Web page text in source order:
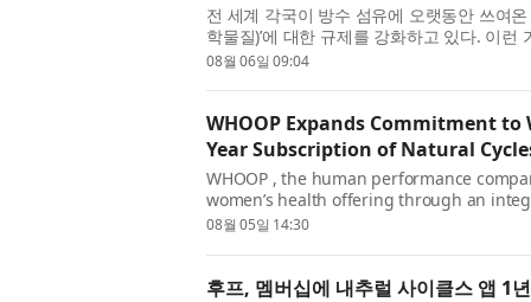
전 세계 각국이 방수 섬유에 오랫동안 쓰여
학물질)’에 대한 규제를 강화하고 있다. 이
Technologies Pte. Ltd.)가 성능 저하 없이 이
08월 06일 09:04
WHOOP Expands Commitment
Year Subscription of Natural
WHOOP , the human performance
women’s health offering through an
FDA-cleared, hormone-free birth control
08월 05일 14:30
후프, 멤버십에 내추럴 사이클스 앱 1